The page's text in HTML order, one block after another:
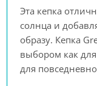
Эта кепка
солнца и
образу. Кепка
выбором как
для